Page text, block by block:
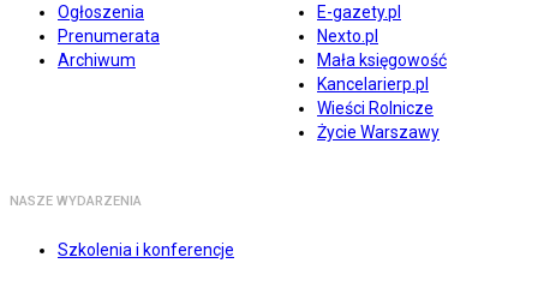
Ogłoszenia
Prenumerata
Archiwum
E-gazety.pl
Nexto.pl
Mała księgowość
Kancelarierp.pl
Wieści Rolnicze
Życie Warszawy
NASZE WYDARZENIA
Szkolenia i konferencje